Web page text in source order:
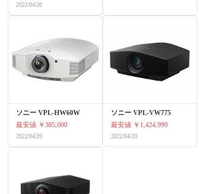
2022/04/20
ソニー VPL-HW60W
最安値 ￥385,000
2022/04/20
ソニー VPL-VW775
最安値 ￥1,424,999
2022/04/20